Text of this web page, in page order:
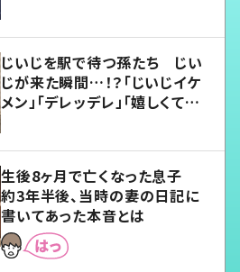
じいじを駅で待つ孫たち じい
じが来た瞬間…！？「じいじイケ
メン」「デレッデレ」「嬉しくて可
生後8ヶ月で亡くなった息子
約3年半後、当時の妻の日記に
書いてあった本音とは